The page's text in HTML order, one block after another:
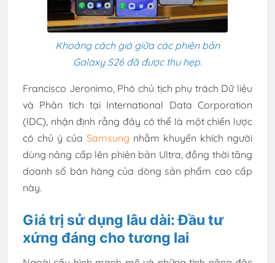
Khoảng cách giá giữa các phiên bản
Galaxy S26 đã được thu hẹp.
Francisco Jeronimo, Phó chủ tịch phụ trách Dữ liệu
và Phân tích tại International Data Corporation
(IDC), nhận định rằng đây có thể là một chiến lược
có chủ ý của Samsung nhằm khuyến khích người
dùng nâng cấp lên phiên bản Ultra, đồng thời tăng
doanh số bán hàng của dòng sản phẩm cao cấp
này.
Giá trị sử dụng lâu dài: Đầu tư
xứng đáng cho tương lai